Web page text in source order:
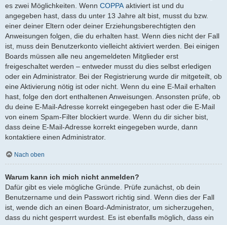
es zwei Möglichkeiten. Wenn COPPA aktiviert ist und du
angegeben hast, dass du unter 13 Jahre alt bist, musst du bzw.
einer deiner Eltern oder deiner Erziehungsberechtigten den
Anweisungen folgen, die du erhalten hast. Wenn dies nicht der Fall
ist, muss dein Benutzerkonto vielleicht aktiviert werden. Bei einigen
Boards müssen alle neu angemeldeten Mitglieder erst
freigeschaltet werden – entweder musst du dies selbst erledigen
oder ein Administrator. Bei der Registrierung wurde dir mitgeteilt, ob
eine Aktivierung nötig ist oder nicht. Wenn du eine E-Mail erhalten
hast, folge den dort enthaltenen Anweisungen. Ansonsten prüfe, ob
du deine E-Mail-Adresse korrekt eingegeben hast oder die E-Mail
von einem Spam-Filter blockiert wurde. Wenn du dir sicher bist,
dass deine E-Mail-Adresse korrekt eingegeben wurde, dann
kontaktiere einen Administrator.
Nach oben
Warum kann ich mich nicht anmelden?
Dafür gibt es viele mögliche Gründe. Prüfe zunächst, ob dein
Benutzername und dein Passwort richtig sind. Wenn dies der Fall
ist, wende dich an einen Board-Administrator, um sicherzugehen,
dass du nicht gesperrt wurdest. Es ist ebenfalls möglich, dass ein